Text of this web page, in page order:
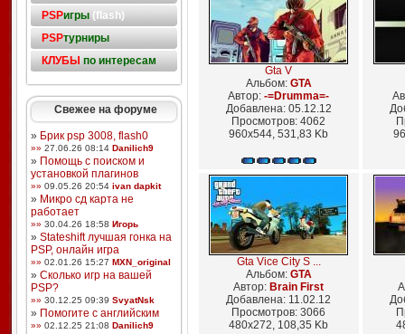
PSPигры(flash)
PSPтурниры
КЛУБЫ по интересам
Свежее на форуме
» Брик psp 3008, flash0
»» 27.06.26 08:14 Danilich9
» Помощь с поиском и
установкой плагинов
»» 09.05.26 20:54 ivan dapkit
» Микро сд карта не
работает
»» 30.04.26 18:58 Игорь
» Stateshift лучшая гонка на
PSP, онлайн игра
»» 02.01.26 15:27 MXN_original
» Сколько игр на вашей
PSP?
»» 30.12.25 09:39 SvyatNsk
» Помогите с английским
»» 02.12.25 21:08 Danilich9
Gta V
Альбом: GTA
Автор: -=Drumma=-
Добавлена: 05.12.12
Просмотров: 4062
960x544, 531,83 Kb
Gta Vice City S ...
Альбом: GTA
Автор: Brain First
Добавлена: 11.02.12
Просмотров: 3066
480x272, 108,35 Kb